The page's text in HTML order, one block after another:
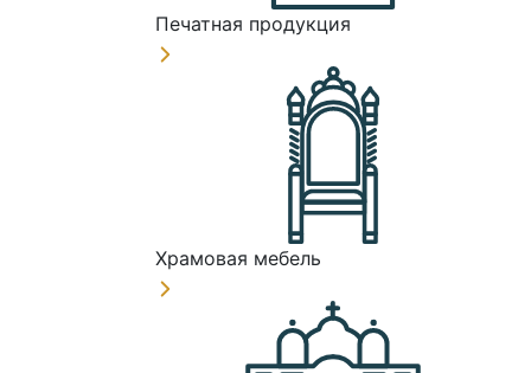
Печатная продукция
Храмовая мебель